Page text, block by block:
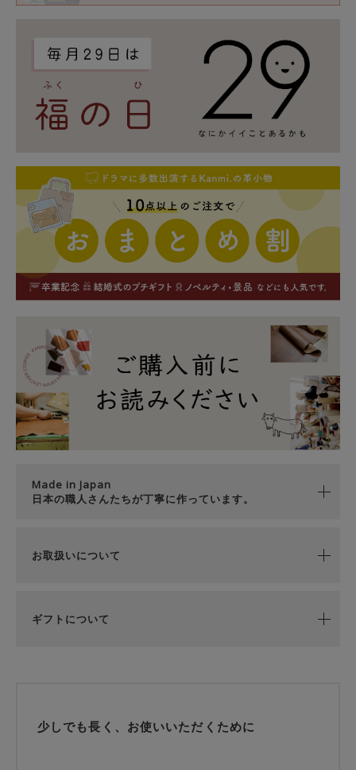
Made in Japan
日本の職人さんたちが丁寧に作っています。
お取扱いについて
ギフトについて
少しでも長く、お使いいただくために